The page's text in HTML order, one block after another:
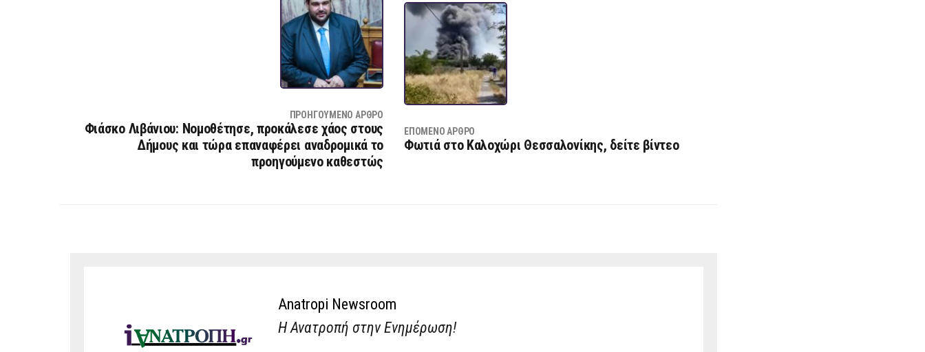
ΠΡΟΗΓΟΎΜΕΝΟ ΆΡΘΡΟ
Φιάσκο Λιβάνιου: Νομοθέτησε, προκάλεσε χάος στους
Δήμους και τώρα επαναφέρει αναδρομικά το
προηγούμενο καθεστώς
ΕΠΌΜΕΝΟ ΆΡΘΡΟ
Φωτιά στο Καλοχώρι Θεσσαλονίκης, δείτε βίντεο
Anatropi Newsroom
Η Ανατροπή στην Ενημέρωση!